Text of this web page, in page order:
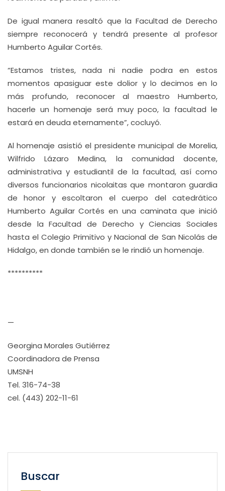
De igual manera resaltó que la Facultad de Derecho
siempre reconocerá y tendrá presente al profesor
Humberto Aguilar Cortés.
“Estamos tristes, nada ni nadie podra en estos
momentos apasiguar este dolior y lo decimos en lo
más profundo, reconocer al maestro Humberto,
hacerle un homenaje será muy poco, la facultad le
estará en deuda eternamente”, cocluyó.
Al homenaje asistió el presidente municipal de Morelia,
Wilfrido Lázaro Medina, la comunidad docente,
administrativa y estudiantil de la facultad, así como
diversos funcionarios nicolaitas que montaron guardia
de honor y escoltaron el cuerpo del catedrático
Humberto Aguilar Cortés en una caminata que inició
desde la Facultad de Derecho y Ciencias Sociales
hasta el Colegio Primitivo y Nacional de San Nicolás de
Hidalgo, en donde también se le rindió un homenaje.
**********
—
Georgina Morales Gutiérrez
Coordinadora de Prensa
UMSNH
Tel. 316-74-38
cel. (443) 202-11-61
Buscar